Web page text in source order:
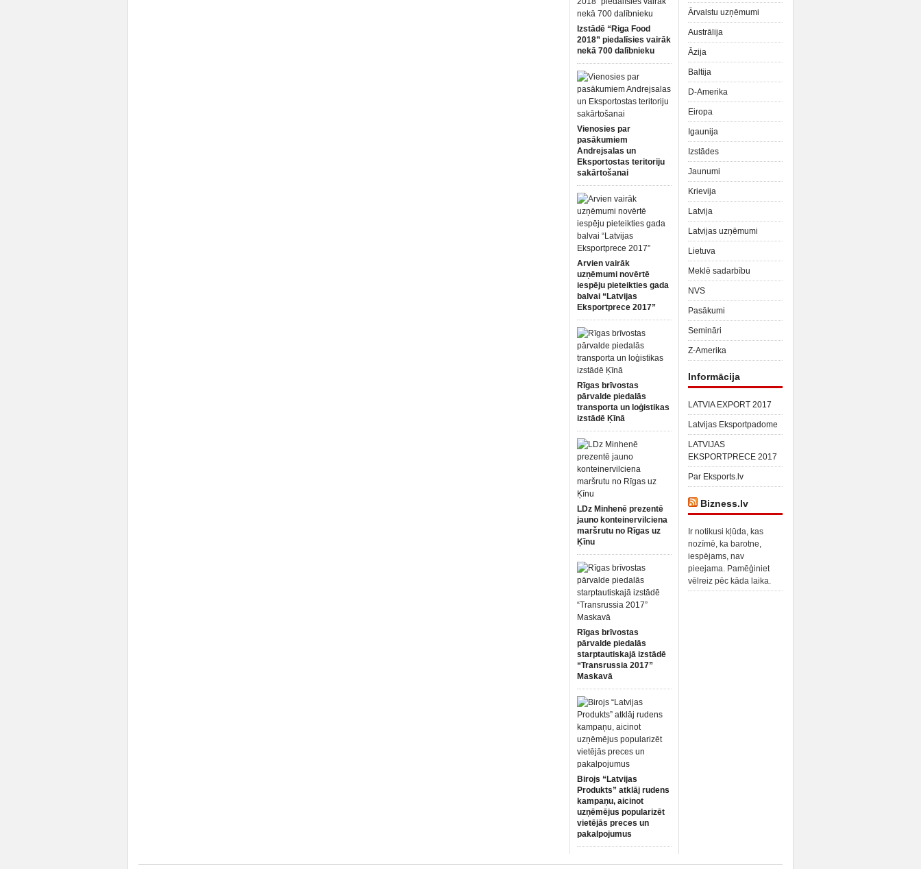
Izstādē “Riga Food
2018” piedalīsies vairāk
nekā 700 dalībnieku
Vienosies par
pasākumiem
Andrejsalas un
Eksportostas teritoriju
sakārtošanai
Arvien vairāk
uzņēmumi novērtē
iespēju pieteikties gada
balvai “Latvijas
Eksportprece 2017”
Rīgas brīvostas
pārvalde piedalās
transporta un loģistikas
izstādē Ķīnā
LDz Minhenē prezentē
jauno konteinervilciena
maršrutu no Rīgas uz
Ķīnu
Rīgas brīvostas
pārvalde piedalās
starptautiskajā izstādē
“Transrussia 2017”
Maskavā
Birojs “Latvijas
Produkts” atklāj rudens
kampaņu, aicinot
uzņēmējus popularizēt
vietējās preces un
pakalpojumus
Ārvalstu uzņēmumi
Austrālija
Āzija
Baltija
D-Amerika
Eiropa
Igaunija
Izstādes
Jaunumi
Krievija
Latvija
Latvijas uzņēmumi
Lietuva
Meklē sadarbību
NVS
Pasākumi
Semināri
Z-Amerika
Informācija
LATVIA EXPORT 2017
Latvijas Eksportpadome
LATVIJAS
EKSPORTPRECE 2017
Par Eksports.lv
Bizness.lv
Ir notikusi kļūda, kas
nozīmē, ka barotne,
iespējams, nav
pieejama. Pamēģiniet
vēlreiz pēc kāda laika.